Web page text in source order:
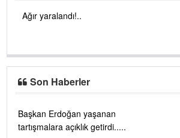
Ağır yaralandı!..
Son Haberler
Başkan Erdoğan yaşanan
tartışmalara açıklık getirdi.....